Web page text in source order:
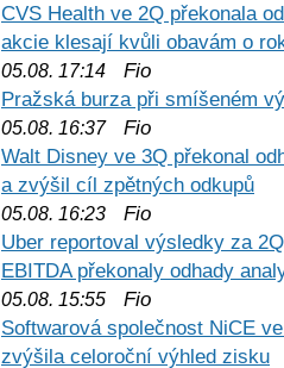
CVS Health ve 2Q překonala
akcie klesají kvůli obavám o
05.08. 17:14 Fio
Pražská burza při smíšeném
05.08. 16:37Fio
Walt Disney ve 3Q překonal
a zvýšil cíl zpětných odkupů
05.08. 16:23 Fio
Uber reportoval výsledky za
EBITDA překonaly odhady
05.08. 15:55 Fio
Softwarová společnost NiCE
zvýšila celoroční výhled zisku